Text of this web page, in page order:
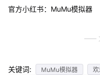
官方小红书：MuMu模拟器
关键词: MuMu模拟器